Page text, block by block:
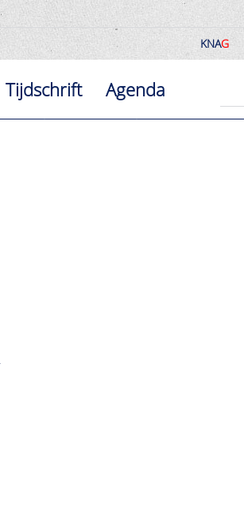
KNAG
Tijdschrift Agenda